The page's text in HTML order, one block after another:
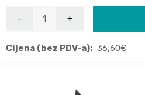
Cijena (bez PDV-a): 36,60€